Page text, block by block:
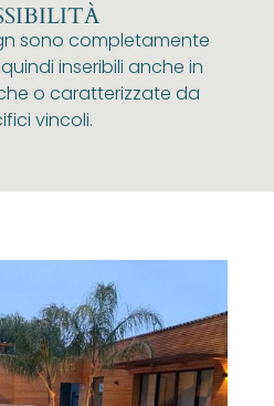
sono completamente
inseribili anche in
o caratterizzate da
vincoli.